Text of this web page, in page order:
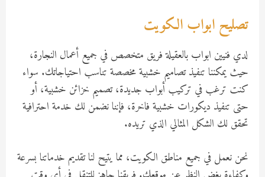
تصليح ابواب الكويت
لدي فنيين ابواب بالعقيلة فريق متخصص في جميع أعمال النجارة،
حيث يمكننا تنفيذ تصاميم خشبية مخصصة تناسب احتياجاتك. سواء
كنت ترغب في تركيب أبواب جديدة، تصميم خزائن خشبية، أو
حتى تنفيذ ديكورات خشبية فاخرة، فإننا نضمن لك خدمة احترافية
تحقق لك الشكل المثالي الذي تريده.
نحن نعمل في جميع مناطق الكويت، مما يتيح لنا تقديم خدماتنا بسرعة